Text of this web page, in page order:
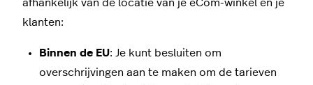
afhankelijk van de locatie van je eCom-winkel en je
klanten:
Binnen de EU: Je kunt besluiten om
overschrijvingen aan te maken om de tarieven